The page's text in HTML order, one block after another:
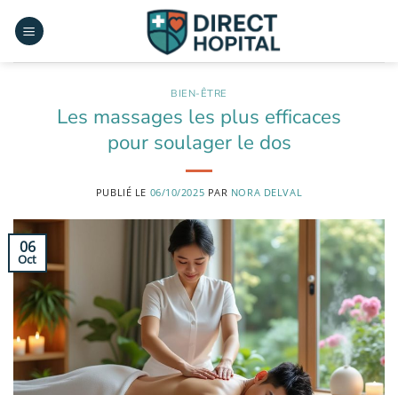
au
BIEN-ÊTRE
Les massages les plus efficaces
pour soulager le dos
PUBLIÉ LE 06/10/2025 PAR NORA DELVAL
06
Oct